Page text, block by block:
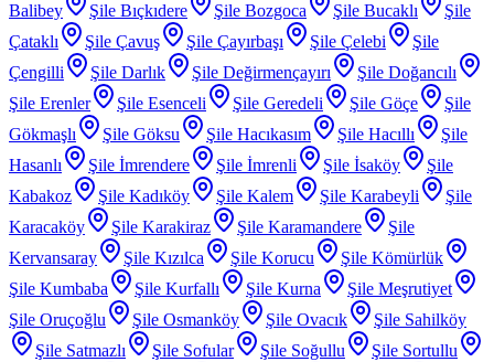
Balibey
Şile Bıçkıdere Şile Bozgoca Şile Bucaklı
Şile
Çataklı
Şile Çavuş Şile Çayırbaşı Şile Çelebi
Şile
Çengilli
Şile Darlık Şile Değirmençayırı
Şile Doğancılı
Şile Erenler
Şile Esenceli Şile Geredeli Şile Göçe
Şile
Gökmaşlı
Şile Göksu Şile Hacıkasım Şile Hacıllı
Şile
Hasanlı
Şile İmrendere Şile İmrenli Şile İsaköy
Şile
Kabakoz
Şile Kadıköy Şile Kalem Şile Karabeyli
Şile
Karacaköy
Şile Karakiraz Şile Karamandere
Şile
Kervansaray
Şile Kızılca Şile Korucu
Şile Kömürlük
Şile Kumbaba
Şile Kurfallı Şile Kurna
Şile Meşrutiyet
Şile Oruçoğlu
Şile Osmanköy Şile Ovacık
Şile Sahilköy
Şile Satmazlı
Şile Sofular Şile Soğullu
Şile Sortullu